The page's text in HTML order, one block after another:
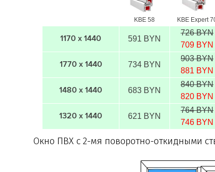
KBE 58 KBE Expert
1170 х 1440 591 BYN
726 BYN
709 BYN
1770 х 1440 734 BYN
903 BYN
881 BYN
1480 х 1440 683 BYN
840 BYN
820 BYN
1320 х 1440 621 BYN
764 BYN
746 BYN
Окно ПВХ с 2-мя поворотно-откидными